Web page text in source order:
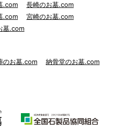
.com
長崎のお墓.com
.com
宮崎のお墓.com
墓.com
のお墓.com 納骨堂のお墓.com